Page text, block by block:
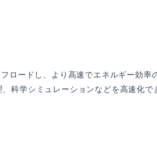
ロードし、より高速でエネルギー効率
科学シミュレーションなどを高速化で